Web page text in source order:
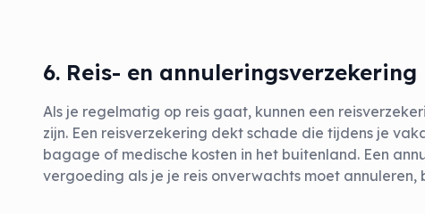
6. Reis- en annuleringsverzekering
Als je regelmatig op reis gaat, kunnen een
zijn. Een reisverzekering dekt schade die tijdens je
bagage of medische kosten in het buitenland. Een
vergoeding als je je reis onverwachts moet